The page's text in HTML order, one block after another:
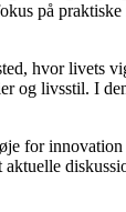
på
hvor livets
og livsstil. I
for